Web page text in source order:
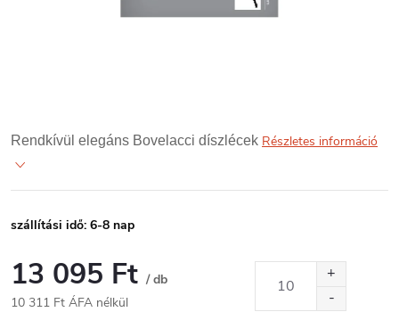
Rendkívül elegáns Bovelacci díszlécek Részletes információ
szállítási idő: 6-8 nap
13 095 Ft / db
10 311 Ft ÁFA nélkül